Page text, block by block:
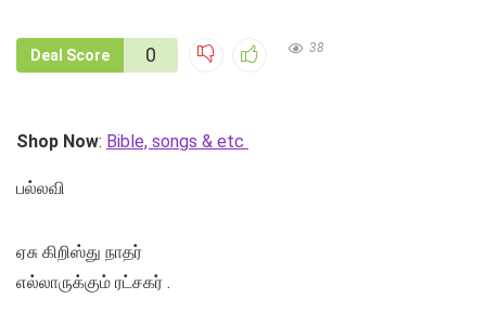
Deal Score 0 38
Shop Now: Bible, songs & etc
பல்லவி
ஏசு கிறிஸ்து நாதர்
எல்லாருக்கும் ரட்சகர் .